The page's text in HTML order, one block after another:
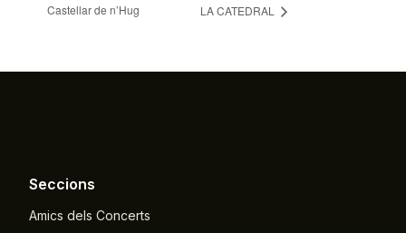
Castellar de n’Hug
LA CATEDRAL
Seccions
Amics dels Concerts